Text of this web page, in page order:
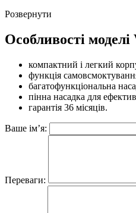
Розвернути
Особливості
компактний і легкий
функція
багатофункціональна
пінна насадка для
гарантія 36 місяців.
Ваше ім’я:
Переваги: